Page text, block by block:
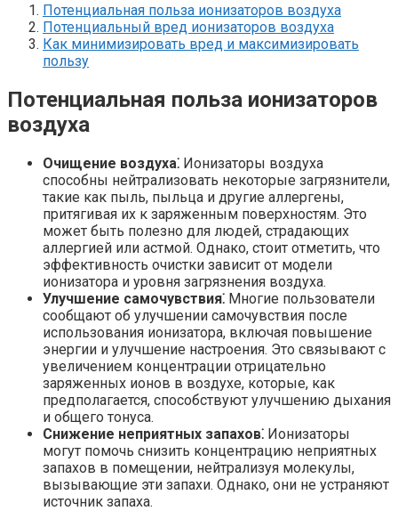
Потенциальная польза ионизаторов воздуха
Потенциальный вред ионизаторов воздуха
Как минимизировать вред и максимизировать
пользу
Потенциальная польза ионизаторов
воздуха
Очищение воздуха⁚ Ионизаторы воздуха
способны нейтрализовать некоторые загрязнители,
такие как пыль, пыльца и другие аллергены,
притягивая их к заряженным поверхностям. Это
может быть полезно для людей, страдающих
аллергией или астмой. Однако, стоит отметить, что
эффективность очистки зависит от модели
ионизатора и уровня загрязнения воздуха.
Улучшение самочувствия⁚ Многие пользователи
сообщают об улучшении самочувствия после
использования ионизатора, включая повышение
энергии и улучшение настроения. Это связывают с
увеличением концентрации отрицательно
заряженных ионов в воздухе, которые, как
предполагается, способствуют улучшению дыхания
и общего тонуса.
Снижение неприятных запахов⁚ Ионизаторы
могут помочь снизить концентрацию неприятных
запахов в помещении, нейтрализуя молекулы,
вызывающие эти запахи. Однако, они не устраняют
источник запаха.